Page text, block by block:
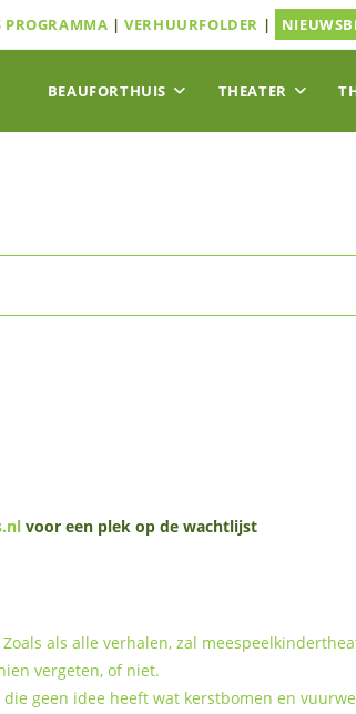
PROGRAMMA |VERHUURFOLDER |
BEAUFORTHUIS THEATER
voor een plek op de wachtlijst
als alle verhalen, zal
vergeten, of niet.
geen idee heeft wat kerstbomen en